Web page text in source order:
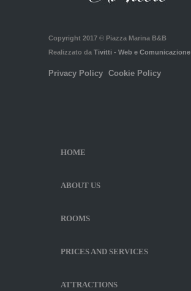
Copyright 2017 © Piazza Marina B&B
Realizzato da Tivitti - Web e Comunicazione
Privacy Policy Cookie Policy
HOME
ABOUT US
ROOMS
PRICES AND SERVICES
ATTRACTIONS